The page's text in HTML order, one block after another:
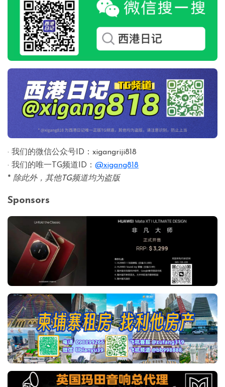
· 我们的微信公众号ID：xigangriji818
· 我们的唯一TG频道ID： @xigang818
* 除此外，其他TG频道均为盗版
Sponsors